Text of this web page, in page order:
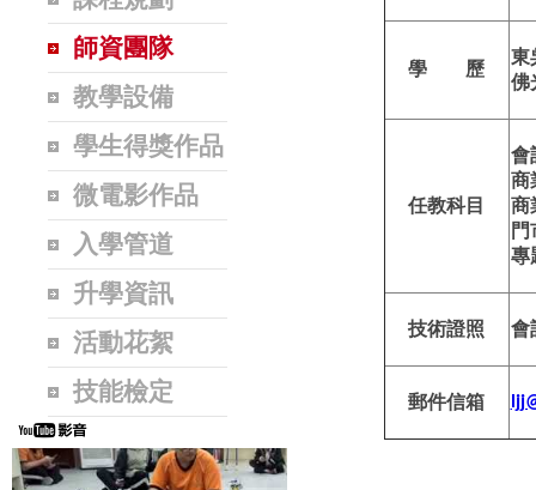
師資團隊
教學設備
學生得獎作品
微電影作品
入學管道
升學資訊
活動花絮
技能檢定
學 歷
東
佛
任教科目
會
商
商
門
專
技術證照 會
郵件信箱